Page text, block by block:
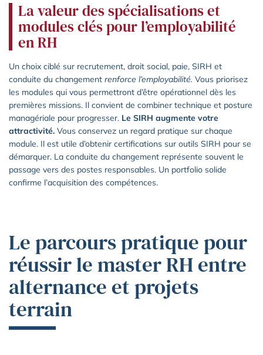
La valeur des spécialisations et
modules clés pour l’employabilité
en RH
Un choix ciblé sur recrutement, droit social, paie, SIRH et
conduite du changement renforce l’employabilité. Vous priorisez
les modules qui vous permettront d’être opérationnel dès les
premières missions. Il convient de combiner technique et posture
managériale pour progresser. Le SIRH augmente votre
attractivité. Vous conservez un regard pratique sur chaque
module. Il est utile d’obtenir certifications sur outils SIRH pour se
démarquer. La conduite du changement représente souvent le
passage vers des postes responsables. Un portfolio solide
confirme l’acquisition des compétences.
Le parcours pratique pour
réussir le master RH entre
alternance et projets
terrain